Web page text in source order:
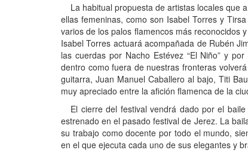
La habitual propuesta de artistas locales que
ellas femeninas, como son Isabel Torres y
varios de los palos flamencos más reconocidos
Isabel Torres actuará acompañada de Rubén
las cuerdas por Nacho Estévez “El Niño” y
dentro como fuera de nuestras fronteras
guitarra, Juan Manuel Caballero al bajo, Titi
muy apreciado entre la afición flamenca de la
El cierre del festival vendrá dado por el baile
estrenado en el pasado festival de Jerez. La
su trabajo como docente por todo el mundo,
en el que ejecuta cada uno de sus elegantes y